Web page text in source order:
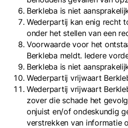
Berkleba is niet
Wederpartij kan enig recht
onder het stellen van een
Voorwaarde voor het
Berkleba meldt. Iedere
Berkleba is niet
Wederpartij vrijwaart
Wederpartij vrijwaart
zover die schade het
onjuist en/of ondeskundig
verstrekken van informatie